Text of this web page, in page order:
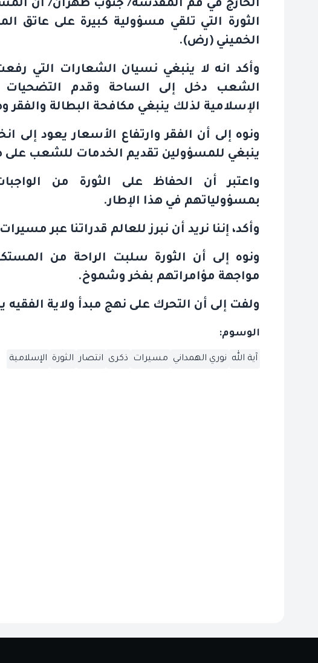
الخارج في قم المقدسة/ جنوب طهران/ أن
الثورة التي تلقي مسؤولية كبيرة على عاتق
الخميني (رض).
وأكد انه لا ينبغي نسيان الشعارات التي
الشعب دخل إلى الساحة وقدم التضحيات
الإسلامية لذلك ينبغي مكافحة البطالة والفقر
ونوه إلى أن الفقر وارتفاع الأسعار يعود إلى
ينبغي للمسؤولين تقديم الخدمات للشعب على
واعتبر أن الحفاظ على الثورة من
بمسؤولياتهم في هذا الإطار.
وأكد، إننا نريد أن نبرز للعالم قدراتنا عبر مسيرات 22 بهمن
مواجهة مؤامراتهم بفخر وشموخ.
ولفت إلى أن التحرك على نهج مبدأ ولاية
الوسوم:
آية الله نوري الهمداني مسيرات ذكرى انتصار الثورة الإسلامية